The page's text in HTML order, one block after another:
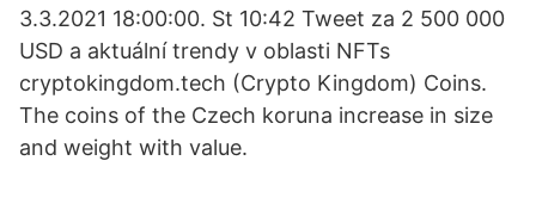
3.3.2021 18:00:00. St 10:42 Tweet za 2 500 000
USD a aktuální trendy v oblasti NFTs
cryptokingdom.tech (Crypto Kingdom) Coins.
The coins of the Czech koruna increase in size
and weight with value.